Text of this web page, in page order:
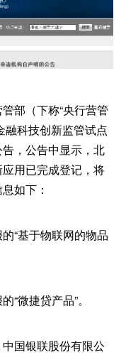
部（下称“央行营管
融科技创新监管试点
，公告中显示，北
用已完成登记，将
如下：
“基于物联网的物品
“微捷贷产品”。
国银联股份有限公